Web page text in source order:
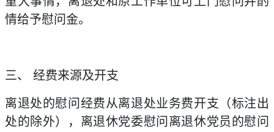
情给予慰问金。
三、 经费来源及开支
离退处的慰问经费从离退处业务费开支（标注出
处的除外），离退休党委慰问离退休党员的慰问